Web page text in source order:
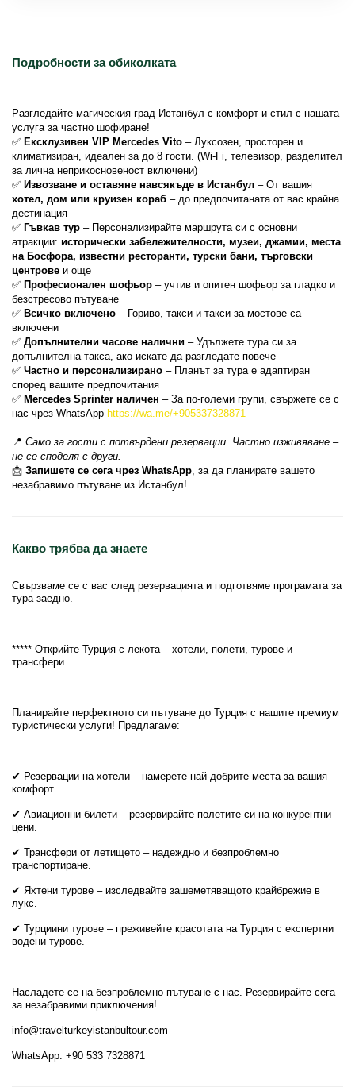
Подробности за обиколката
Разгледайте магическия град Истанбул с комфорт и стил с нашата
услуга за частно шофиране!
✅ Ексклузивен VIP Mercedes Vito – Луксозен, просторен и
климатизиран, идеален за до 8 гости. (Wi-Fi, телевизор, разделител
за лична неприкосновеност включени)
✅ Извозване и оставяне навсякъде в Истанбул
хотел, дом или круизен кораб – до предпочитаната от вас крайна
дестинация
✅ Гъвкав тур – Персонализирайте маршрута си с основни
атракции: исторически забележителности, музеи, джамии, места
на Босфора, известни ресторанти, турски бани, търговски
центрове и още
✅ Професионален шофьор – учтив и опитен шофьор за гладко и
безстресово пътуване
✅ Всичко включено – Гориво, такси и такси за мостове са
включени
✅ Допълнителни часове налични – Удължете тура си за
допълнителна такса, ако искате да разгледате повече
✅ Частно и персонализирано – Планът за тура е адаптиран
според вашите предпочитания
✅ Mercedes Sprinter наличен – За по-големи групи, свържете се с
нас чрез WhatsApp https://wa.me/+905337328871
📍 Само за гости с потвърдени резервации. Частно изживяване –
не се споделя с други.
📩 Запишете се сега чрез WhatsApp, за да планирате вашето
незабравимо пътуване из Истанбул!
Какво трябва да знаете
Свързваме се с вас след резервацията и подготвяме програмата за
тура заедно.
***** Открийте Турция с лекота – хотели, полети, турове и
трансфери
Планирайте перфектното си пътуване до Турция с нашите премиум
туристически услуги! Предлагаме:
✔ Резервации на хотели – намерете най-добрите места за вашия
комфорт.
✔ Авиационни билети – резервирайте полетите си на конкурентни
цени.
✔ Трансфери от летището – надеждно и безпроблемно
транспортиране.
✔ Яхтени турове – изследвайте зашеметяващото крайбрежие в
лукс.
✔ Турциини турове – преживейте красотата на Турция с експертни
водени турове.
Насладете се на безпроблемно пътуване с нас. Резервирайте сега
за незабравими приключения!
info@travelturkeyistanbultour.com
WhatsApp: +90 533 7328871